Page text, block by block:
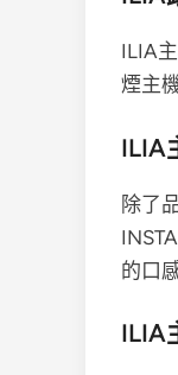
ILIA
煙主
ILIA
除了
的口
ILIA